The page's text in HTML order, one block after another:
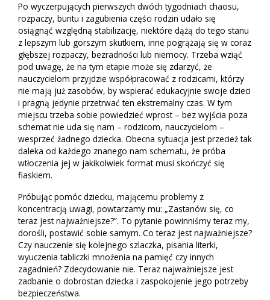
Po wyczerpujących pierwszych dwóch tygodniach chaosu,
rozpaczy, buntu i zagubienia części rodzin udało się
osiągnąć względną stabilizację, niektóre dążą do tego stanu
z lepszym lub gorszym skutkiem, inne pogrążają się w coraz
głębszej rozpaczy, bezradności lub niemocy. Trzeba wziąć
pod uwagę, że na tym etapie może się zdarzyć, że
nauczycielom przyjdzie współpracować z rodzicami, którzy
nie mają już zasobów, by wspierać edukacyjnie swoje dzieci
i pragną jedynie przetrwać ten ekstremalny czas. W tym
miejscu trzeba sobie powiedzieć wprost – bez wyjścia poza
schemat nie uda się nam – rodzicom, nauczycielom –
wesprzeć żadnego dziecka. Obecna sytuacja jest przecież tak
daleka od każdego znanego nam schematu, że próba
wtłoczenia jej w jakikolwiek format musi skończyć się
fiaskiem.
Próbując pomóc dziecku, mającemu problemy z
koncentracją uwagi, powtarzamy mu: „Zastanów się, co
teraz jest najważniejsze?”. To pytanie powinniśmy teraz my,
dorośli, postawić sobie samym. Co teraz jest najważniejsze?
Czy nauczenie się kolejnego szlaczka, pisania literki,
wyuczenia tabliczki mnożenia na pamięć czy innych
zagadnień? Zdecydowanie nie. Teraz najważniejsze jest
zadbanie o dobrostan dziecka i zaspokojenie jego potrzeby
bezpieczeństwa.